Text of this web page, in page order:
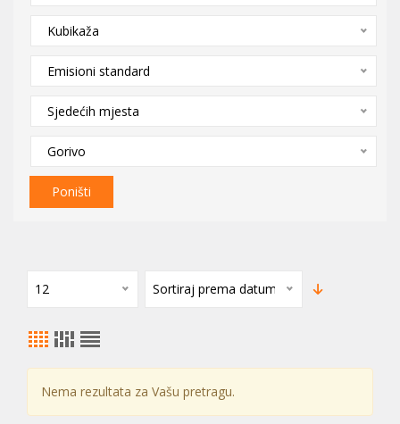
Kubikaža
Emisioni standard
Sjedećih mjesta
Gorivo
Poništi
12 Sortiraj prema datumu
Nema rezultata za Vašu pretragu.